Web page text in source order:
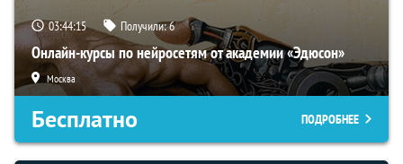
03:44:15 Получили:6
Онлайн-курсы по нейросетям от академии «Эдюсон»
Москва
Бесплатно ПОДРОБНЕЕ